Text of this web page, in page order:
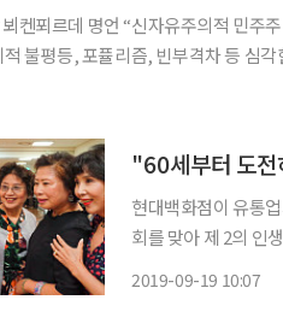
로 보장할 수 없다는 전제조건 아래 존재한다.” 독일 헌법
불평등, 포퓰리즘, 빈부격차 등 심
"60세부터 도
현대백화점이 유통
회를 맞아 제 2의 인
2019-09-19 10:07